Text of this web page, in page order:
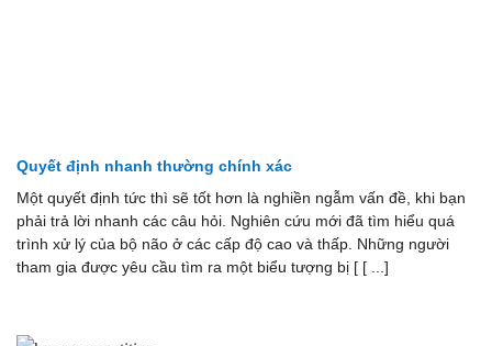
Quyết định nhanh thường chính xác
Một quyết định tức thì sẽ tốt hơn là nghiền ngẫm vấn đề, khi bạn
phải trả lời nhanh các câu hỏi. Nghiên cứu mới đã tìm hiểu quá
trình xử lý của bộ não ở các cấp độ cao và thấp. Những người
tham gia được yêu cầu tìm ra một biểu tượng bị [ [ ...]